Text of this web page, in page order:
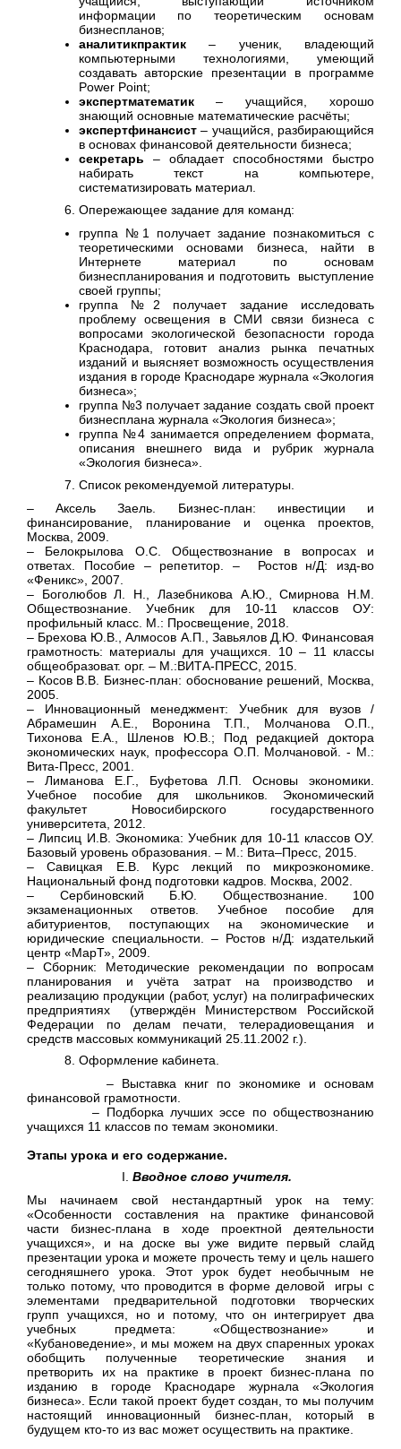
информации по теоретическим основам
бизнеспланов;
аналитикпрактик– ученик, владеющий
компьютерными технологиями, умеющий
создавать авторские презентации в программе
Power Point;
экспертматематик– учащийся, хорошо
знающий основные математические расчёты;
экспертфинансист– учащийся, разбирающийся
в основах финансовой деятельности бизнеса;
секретарь – обладает способностями быстро
набирать текст на компьютере,
систематизировать материал.
Опережающее задание для команд:
группа №1 получает задание познакомиться с
теоретическими основами бизнеса, найти в
Интернете материал по основам
бизнеспланирования и подготовить выступление
своей группы;
группа №2 получает задание исследовать
проблему освещения в СМИ связи бизнеса с
вопросами экологической безопасности города
Краснодара, готовит анализ рынка печатных
изданий и выясняет возможность осуществления
издания в городе Краснодаре журнала «Экология
бизнеса»;
группа №3 получает задание создать свой проект
бизнесплана журнала «Экология бизнеса»;
группа №4 занимается определением формата,
описания внешнего вида и рубрик журнала
«Экология бизнеса».
Список рекомендуемой литературы.
– Аксель Заель. Бизнес-план: инвестиции и
финансирование, планирование и оценка проектов,
Москва, 2009.
– Белокрылова О.С. Обществознание в вопросах и
ответах. Пособие – репетитор. – Ростов н/Д: изд-во
«Феникс», 2007.
– Боголюбов Л. Н., Лазебникова А.Ю., Смирнова Н.М.
Обществознание. Учебник для 10-11 классов ОУ:
профильный класс. М.: Просвещение, 2018.
– Брехова Ю.В., Алмосов А.П., Завьялов Д.Ю. Финансовая
грамотность: материалы для учащихся. 10 – 11 классы
общеобразоват. орг. – М.:ВИТА-ПРЕСС, 2015.
– Косов В.В. Бизнес-план: обоснование решений, Москва,
2005.
– Инновационный менеджмент: Учебник для вузов /
Абрамешин А.Е., Воронина Т.П., Молчанова О.П.,
Тихонова Е.А., Шленов Ю.В.; Под редакцией доктора
экономических наук, профессора О.П. Молчановой. - М.:
Вита-Пресс, 2001.
– Лиманова Е.Г., Буфетова Л.П. Основы экономики.
Учебное пособие для школьников. Экономический
факультет Новосибирского государственного
университета, 2012.
– Липсиц И.В. Экономика: Учебник для 10-11 классов ОУ.
Базовый уровень образования. – М.: Вита–Пресс, 2015.
– Савицкая Е.В. Курс лекций по микроэкономике.
Национальный фонд подготовки кадров. Москва, 2002.
– Сербиновский Б.Ю. Обществознание. 100
экзаменационных ответов. Учебное пособие для
абитуриентов, поступающих на экономические и
юридические специальности. – Ростов н/Д: издателький
центр «МарТ», 2009.
– Сборник: Методические рекомендации по вопросам
планирования и учёта затрат на производство и
реализацию продукции (работ, услуг) на полиграфических
предприятиях (утверждён Министерством Российской
Федерации по делам печати, телерадиовещания и
средств массовых коммуникаций 25.11.2002 г.).
Оформление кабинета.
– Выставка книг по экономике и основам
финансовой грамотности.
– Подборка лучших эссе по обществознанию
учащихся 11 классов по темам экономики.
Этапы урока и его содержание.
Вводное слово учителя.
Мы начинаем свой нестандартный урок на тему:
«Особенности составления на практике финансовой
части бизнес-плана в ходе проектной деятельности
учащихся», и на доске вы уже видите первый слайд
презентации урока и можете прочесть тему и цель нашего
сегодняшнего урока. Этот урок будет необычным не
только потому, что проводится в форме деловой игры с
элементами предварительной подготовки творческих
групп учащихся, но и потому, что он интегрирует два
учебных предмета: «Обществознание» и
«Кубановедение», и мы можем на двух спаренных уроках
обобщить полученные теоретические знания и
претворить их на практике в проект бизнес-плана по
изданию в городе Краснодаре журнала «Экология
бизнеса». Если такой проект будет создан, то мы получим
настоящий инновационный бизнес-план, который в
будущем кто-то из вас может осуществить на практике.